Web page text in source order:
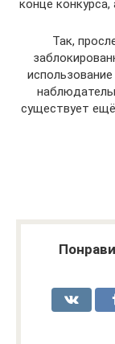
конце
Так,
существует